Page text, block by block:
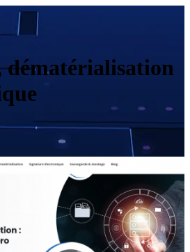
dématérialisation